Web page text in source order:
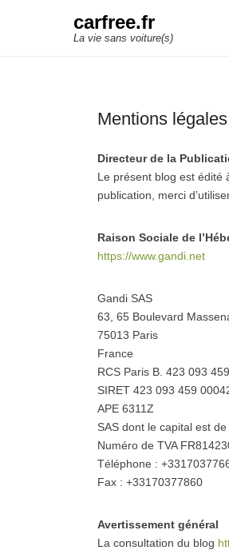
carfree.fr
La vie sans voiture(s)
Mentions légales
Directeur de la
Le présent blog est édité
publication, merci
Raison Sociale de
https://www.gandi.net
Gandi SAS
63, 65 Boulevard
75013 Paris
France
RCS Paris B. 423 093 459
SIRET 423 093 459
APE 6311Z
SAS dont le capital est
Numéro de TVA
Téléphone :
Fax : +33170377860
Avertissement général
La consultation du blog